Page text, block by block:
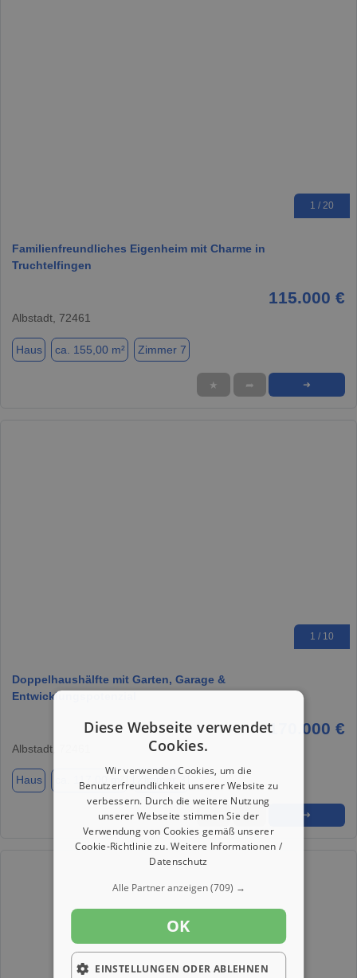
1 / 20
Familienfreundliches Eigenheim mit Charme in
Truchtelfingen
115.000 €
Albstadt, 72461
Haus ca. 155,00 m² Zimmer 7
★ ➦ ➜
1 / 10
Doppelhaushälfte mit Garten, Garage &
Entwicklungspotenzial
170.000 €
Albstadt, 72461
Haus ca. 117,00 m² Zimmer 3
★ ➦ ➜
Diese Webseite verwendet
Cookies.
Wir verwenden Cookies, um die
Benutzerfreundlichkeit unserer Website zu
verbessern. Durch die weitere Nutzung
unserer Webseite stimmen Sie der
Verwendung von Cookies gemäß unserer
Cookie-Richtlinie zu.Weitere Informationen /
Datenschutz
Alle Partner anzeigen(709) →
OK
EINSTELLUNGEN ODER ABLEHNEN